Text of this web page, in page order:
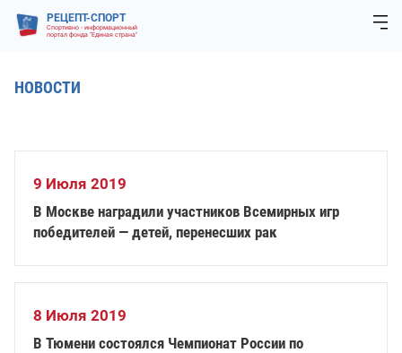
РЕЦЕПТ-СПОРТ
Спортивно - информационный
портал фонда "Единая страна"
НОВОСТИ
9 Июля 2019
В Москве наградили участников Всемирных игр
победителей — детей, перенесших рак
8 Июля 2019
В Тюмени состоялся Чемпионат России по